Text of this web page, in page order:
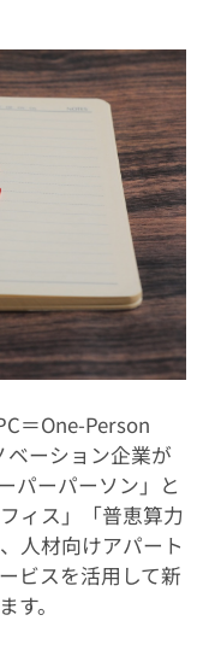
＝One-Person
ーション企業が
パーパーソン」と
ィス」「普恵算力
人材向けアパート
ビスを活用して新
す。